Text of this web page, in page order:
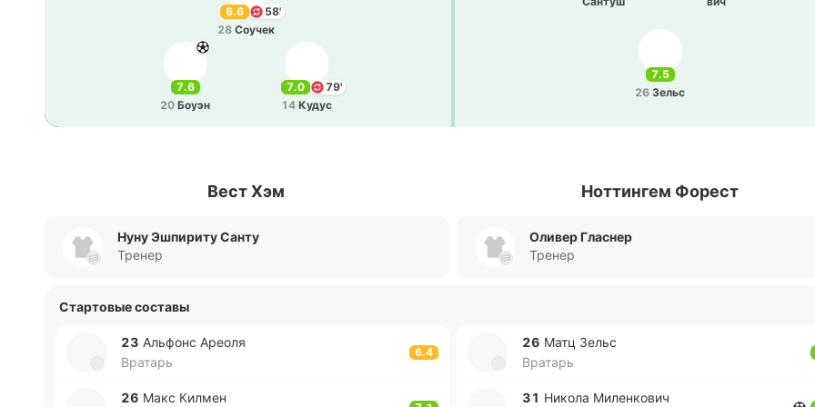
6.6
58'
28 Соучек
7.6
20 Боуэн
7.0
79'
14 Кудус
7.5
26 Зельс
Вест Хэм Ноттингем Форест
Нуну Эшпириту Санту
Тренер
Оливер Гласнер
Тренер
Стартовые составы
23 Альфонс Ареоля
Вратарь
6.4
26 Макс Килмен
26 Матц Зельс
Вратарь
31 Никола Ми­ле­нко­вич